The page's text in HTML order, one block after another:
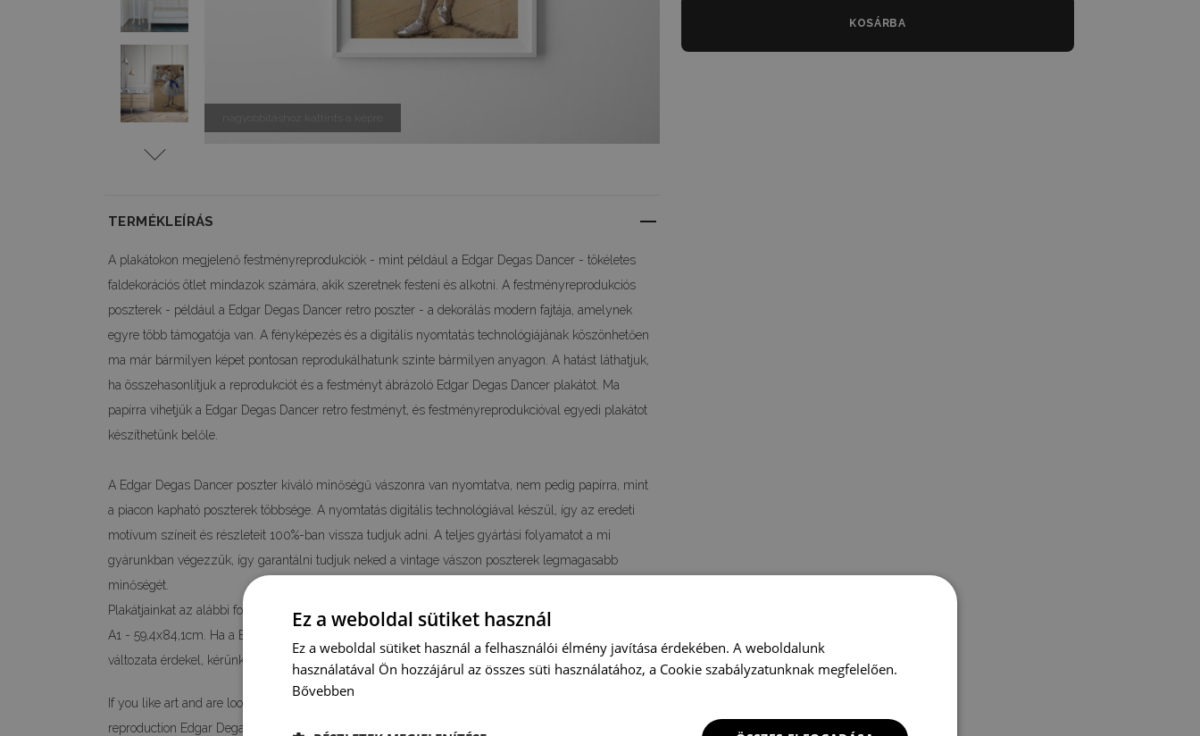
KOSÁRBA
TERMÉKLEÍRÁS
A plakátokon megjelenő festményreprodukciók - mint például a Edgar Degas Dancer - tökéletes
faldekorációs ötlet mindazok számára, akik szeretnek festeni és alkotni. A festményreprodukciós
poszterek - például a Edgar Degas Dancer retro poszter - a dekorálás modern fajtája, amelynek
egyre több támogatója van. A fényképezés és a digitális nyomtatás technológiájának köszönhetően
ma már bármilyen képet pontosan reprodukálhatunk szinte bármilyen anyagon. A hatást láthatjuk,
ha összehasonlítjuk a reprodukciót és a festményt ábrázoló Edgar Degas Dancer plakátot. Ma
papírra vihetjük a Edgar Degas Dancer retro festményt, és festményreprodukcióval egyedi plakátot
készíthetünk belőle.
A Edgar Degas Dancer poszter kiváló minőségű vászonra van nyomtatva, nem pedig papírra, mint
a piacon kapható poszterek többsége. A nyomtatás digitális technológiával készül, így az eredeti
motívum színeit és részleteit 100%-ban vissza tudjuk adni. A teljes gyártási folyamatot a mi
gyárunkban végezzük, így garantálni tudjuk neked a vintage vászon poszterek legmagasabb
minőségét.
Plakátjainkat az alábbi formátumokban kínáljuk: A4 - 21x29,7cm, A3 - 29,7x42cm, A2 - 42x59,4cm i
A1 - 59,4x84,1cm. Ha a Edgar Degas Dancer poszter egyéb, nem szabványos méretű, retro stílusú
változata érdekel, kérünk, vedd fel velünk a kapcsolatot.
If you like art and are looking for an interesting decoration, we recommend a poster with image
reproduction Edgar Degas Dancer.
Ez a weboldal sütiket használ
Ez a weboldal sütiket használ a felhasználói élmény javítása érdekében. A weboldalunk
használatával Ön hozzájárul az összes süti használatához, a Cookie szabályzatunknak megfelelően.
Bővebben